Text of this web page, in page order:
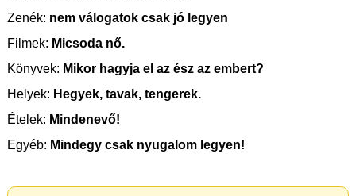
Zenék: nem válogatok csak jó legyen
Filmek: Micsoda nő.
Könyvek: Mikor hagyja el az ész az embert?
Helyek: Hegyek, tavak, tengerek.
Ételek: Mindenevő!
Egyéb: Mindegy csak nyugalom legyen!